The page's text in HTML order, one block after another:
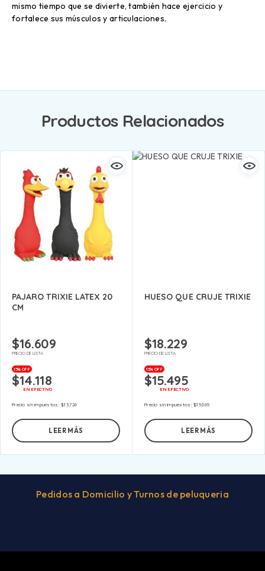
mismo tiempo que se divierte, también hace ejercicio y
fortalece sus músculos y articulaciones.
Productos Relacionados
PAJARO TRIXIE LATEX 20
CM
$16.609
PRECIO DE LISTA
15% OFF
$14.118
EN EFECTIVO
Precio sin impuestos:$13.726
LEER MÁS
HUESO QUE CRUJE TRIXIE
$18.229
PRECIO DE LISTA
15% OFF
$15.495
EN EFECTIVO
Precio sin impuestos:$15.065
LEER MÁS
Pedidos a Domicilio y Turnos de peluqueria